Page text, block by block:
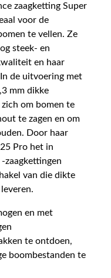
zaagketting Super
voor de
te vellen. Ze
steek- en
en haar
de uitvoering met
mm dikke
om bomen te
te zagen en om
Door haar
Pro het in
zaagkettingen
van die dikte
en met
te ontdoen,
boombestanden te